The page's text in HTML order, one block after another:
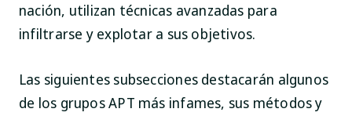
nación, utilizan técnicas avanzadas para
infiltrarse y explotar a sus objetivos.
Las siguientes subsecciones destacarán algunos
de los grupos APT más infames, sus métodos y